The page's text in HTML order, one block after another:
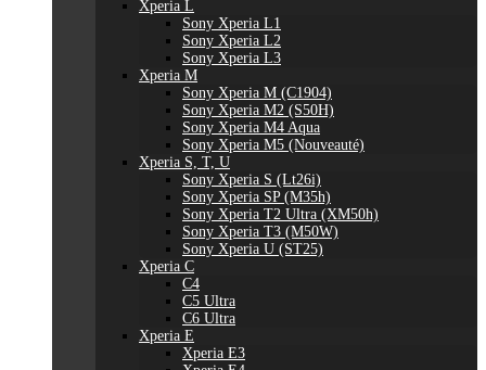
Xperia L
Sony Xperia L1
Sony Xperia L2
Sony Xperia L3
Xperia M
Sony Xperia M (C1904)
Sony Xperia M2 (S50H)
Sony Xperia M4 Aqua
Sony Xperia M5 (Nouveauté)
Xperia S, T, U
Sony Xperia S (Lt26i)
Sony Xperia SP (M35h)
Sony Xperia T2 Ultra (XM50h)
Sony Xperia T3 (M50W)
Sony Xperia U (ST25)
Xperia C
C4
C5 Ultra
C6 Ultra
Xperia E
Xperia E3